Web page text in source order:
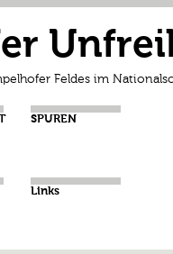
Feldes im
SPUREN
Links